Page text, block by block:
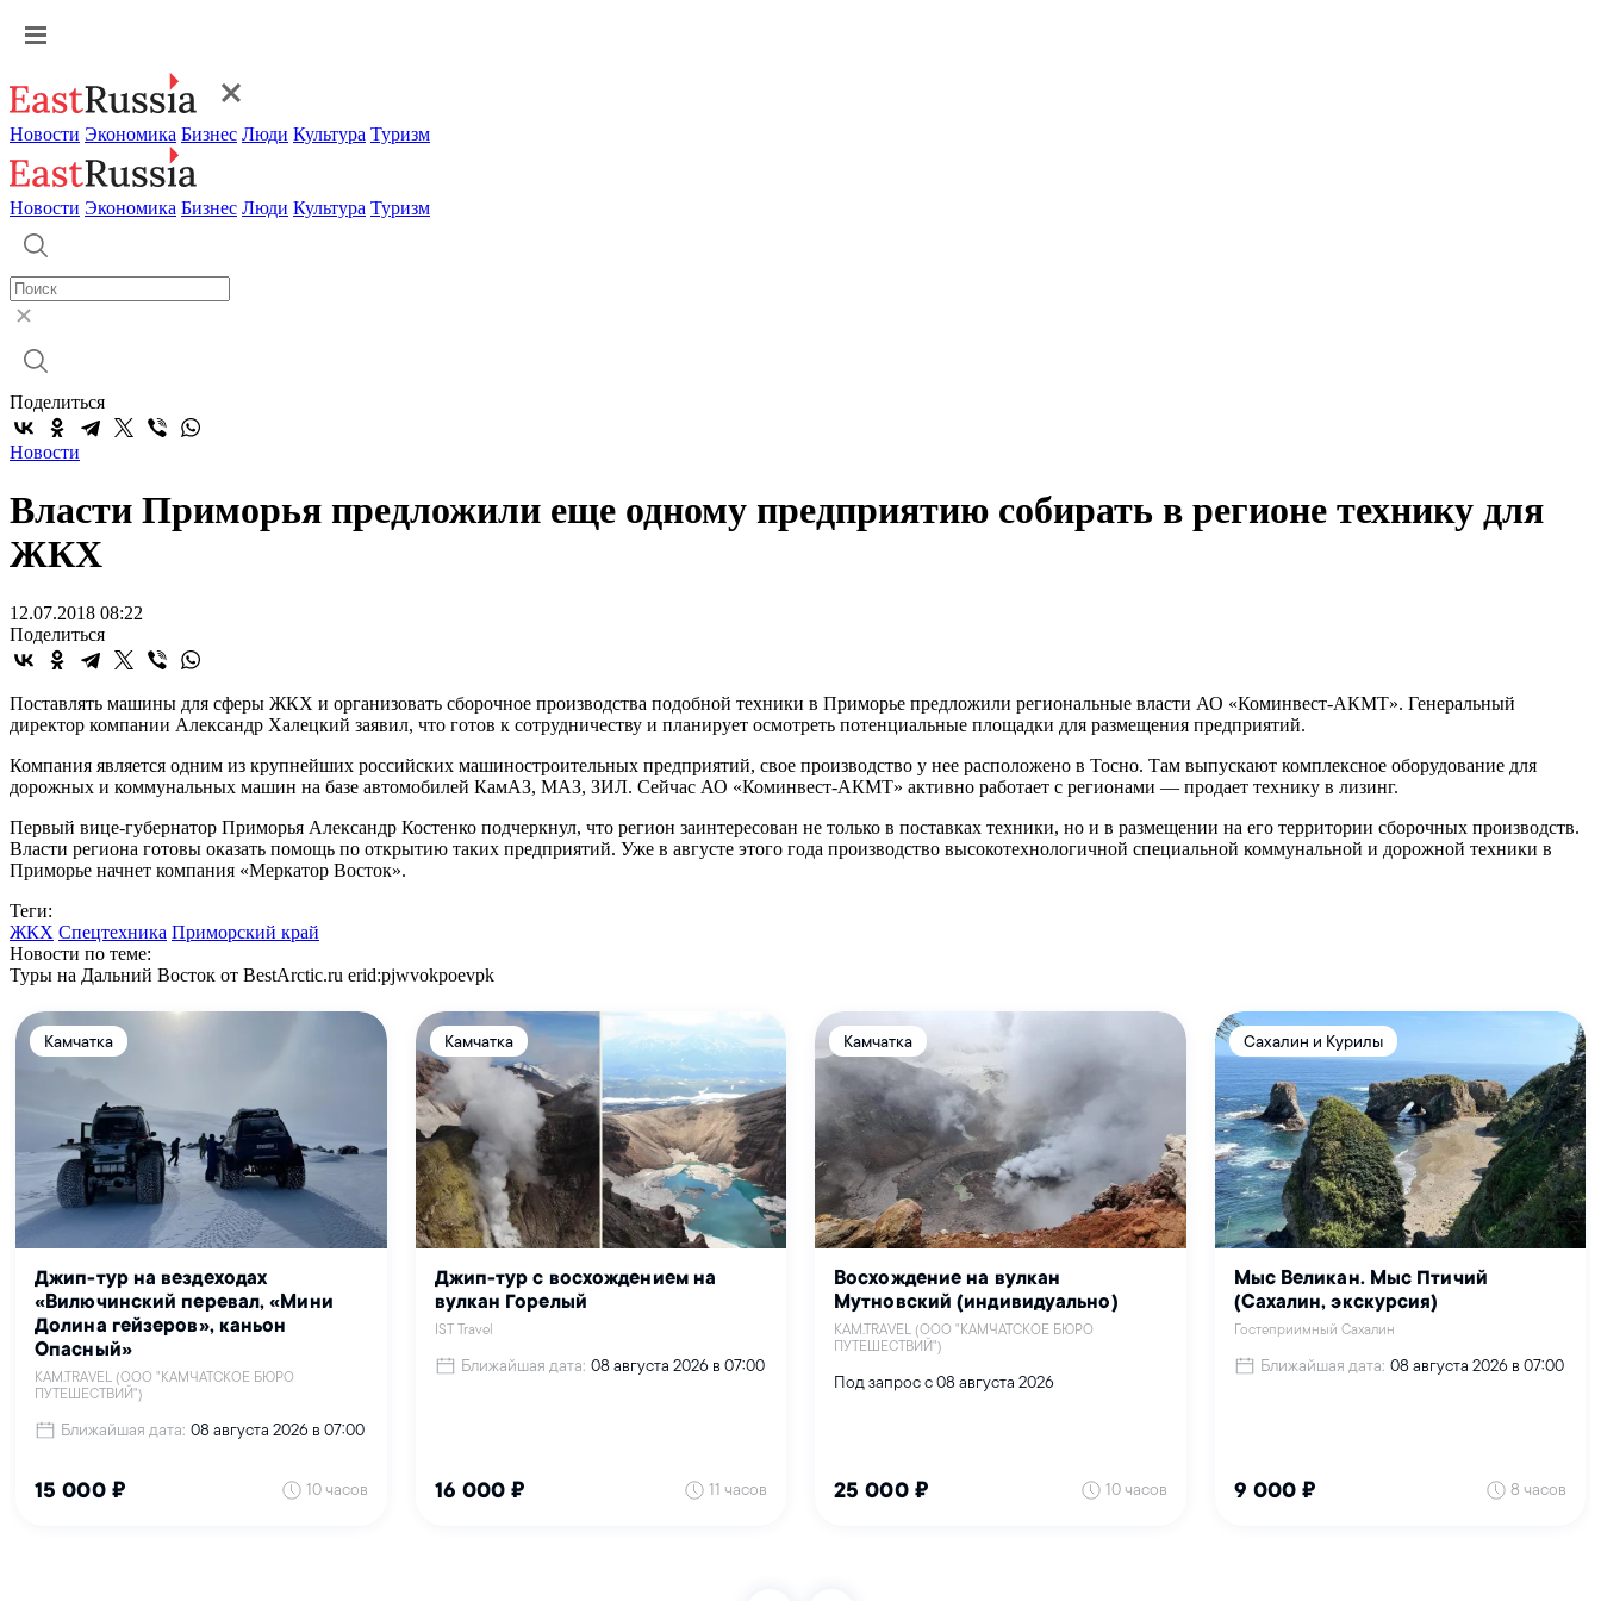
Новости Экономика Бизнес Люди Культура Туризм
Новости Экономика Бизнес Люди Культура Туризм
Поделиться
Новости
Власти Приморья предложили еще одному предприятию собирать в регионе технику для
ЖКХ
12.07.2018 08:22
Поделиться
Поставлять машины для сферы ЖКХ и организовать сборочное производства подобной техники в Приморье предложили региональные власти АО «Коминвест-АКМТ». Генеральный
директор компании Александр Халецкий заявил, что готов к сотрудничеству и планирует осмотреть потенциальные площадки для размещения предприятий.
Компания является одним из крупнейших российских машиностроительных предприятий, свое производство у нее расположено в Тосно. Там выпускают комплексное оборудование для
дорожных и коммунальных машин на базе автомобилей КамАЗ, МАЗ, ЗИЛ. Сейчас АО «Коминвест-АКМТ» активно работает с регионами — продает технику в лизинг.
Первый вице-губернатор Приморья Александр Костенко подчеркнул, что регион заинтересован не только в поставках техники, но и в размещении на его территории сборочных производств.
Власти региона готовы оказать помощь по открытию таких предприятий. Уже в августе этого года производство высокотехнологичной специальной коммунальной и дорожной техники в
Приморье начнет компания «Меркатор Восток».
Теги:
ЖКХ Спецтехника Приморский край
Новости по теме:
Туры на Дальний Восток от BestArctic.ru erid:pjwvokpoevpk